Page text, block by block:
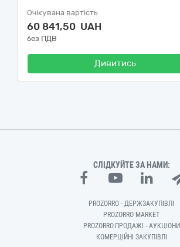
Очікувана вартість
60 841,50 UAH
без ПДВ
Дивитись
СЛІДКУЙТЕ ЗА НАМИ:
PROZORRO - ДЕРЖЗАКУПІВЛІ
PROZORRO MARKET
PROZORRO.ПРОДАЖІ - АУКЦІОНИ
КОМЕРЦІЙНІ ЗАКУПІВЛІ